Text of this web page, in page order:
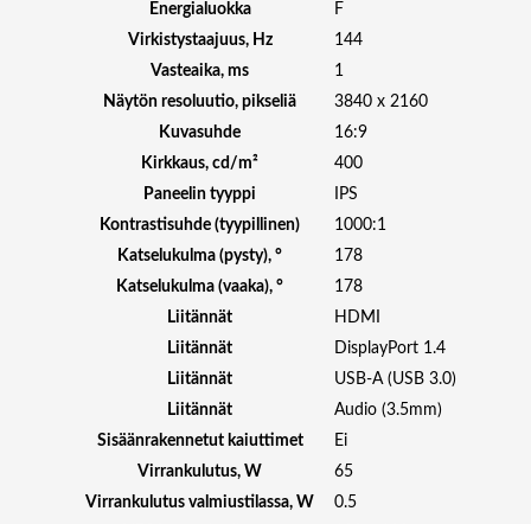
G
S
Energialuokka
F
Virkistystaajuus, Hz
144
Vasteaika, ms
1
Näytön resoluutio, pikseliä
3840 x 2160
Kuvasuhde
16:9
Kirkkaus, cd/m²
400
Paneelin tyyppi
IPS
Kontrastisuhde (tyypillinen)
1000:1
Katselukulma (pysty), °
178
Katselukulma (vaaka), °
178
Liitännät
HDMI
Liitännät
DisplayPort 1.4
Liitännät
USB-A (USB 3.0)
Liitännät
Audio (3.5mm)
Sisäänrakennetut kaiuttimet
Ei
Virrankulutus, W
65
Virrankulutus valmiustilassa, W
0.5